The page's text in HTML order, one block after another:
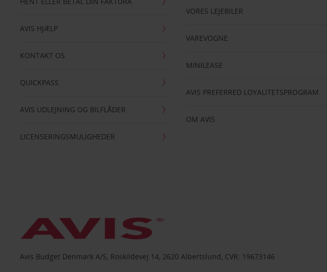
AVIS HJÆLP
KONTAKT OS
QUICKPASS
AVIS UDLEJNING OG BILFLÅDER
LICENSERINGSMULIGHEDER
VORES LEJEBILER
VAREVOGNE
MINILEASE
AVIS PREFERRED LOYALITETSPROGRAM
OM AVIS
Avis Budget Denmark A/S, Roskildevej 14, 2620 Albertslund, CVR: 19673146